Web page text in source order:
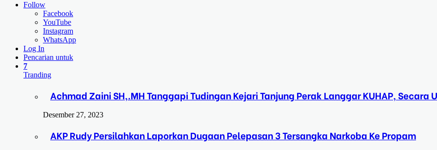
Follow
Facebook
YouTube
Instagram
WhatsApp
Log In
Pencarian untuk
7
Tranding
Achmad Zaini SH,.MH Tanggapi Tudingan Kejari Tanjung Perak Langgar KUHAP,
Desember 27, 2023
AKP Rudy Persilahkan Laporkan Dugaan Pelepasan 3 Tersangka Narkoba Ke Propam